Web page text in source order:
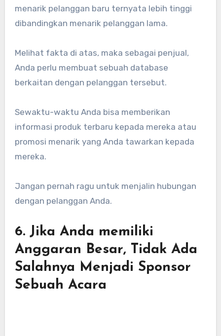
menarik pelanggan baru ternyata lebih tinggi
dibandingkan menarik pelanggan lama.
Melihat fakta di atas, maka sebagai penjual,
Anda perlu membuat sebuah database
berkaitan dengan pelanggan tersebut.
Sewaktu-waktu Anda bisa memberikan
informasi produk terbaru kepada mereka atau
promosi menarik yang Anda tawarkan kepada
mereka.
Jangan pernah ragu untuk menjalin hubungan
dengan pelanggan Anda.
6. Jika Anda memiliki
Anggaran Besar, Tidak Ada
Salahnya Menjadi Sponsor
Sebuah Acara